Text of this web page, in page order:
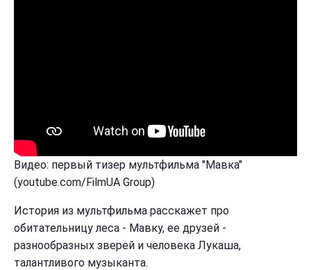
Видео: первый тизер мультфильма "Мавка"
(youtube.com/FilmUA Group)
История из мультфильма расскажет про
обитательницу леса - Мавку, ее друзей -
разнообразных зверей и человека Лукаша,
талантливого музыканта.